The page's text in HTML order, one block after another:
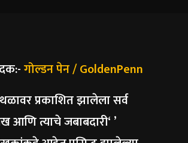
गोल्डन पेन / GoldenPenn
प्रकाशित झालेला सर्व
त्याचे जबाबदारी‘ ’